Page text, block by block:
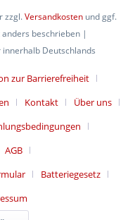
zzgl.Versandkosten und ggf.
beschrieben |
Deutschlands
zur Barrierefreiheit
Kontakt
Über uns
AGB
Batteriegesetz